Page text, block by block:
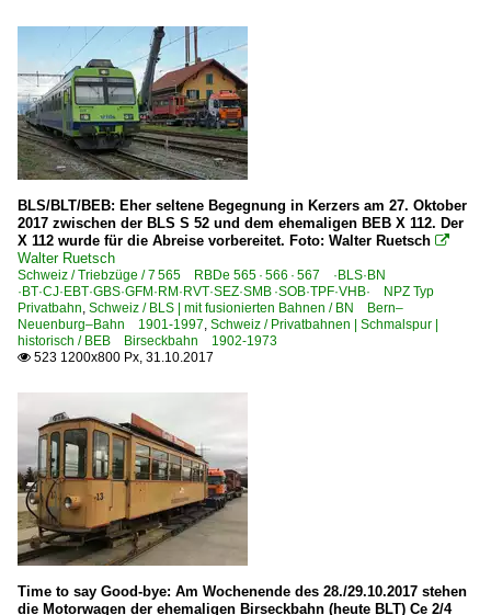
BLS/BLT/BEB: Eher seltene Begegnung in Kerzers am 27. Oktober
2017 zwischen der BLS S 52 und dem ehemaligen BEB X 112. Der
X 112 wurde für die Abreise vorbereitet. Foto: Walter Ruetsch 
Walter Ruetsch
Schweiz / Triebzüge / 7 565 RBDe 565 · 566 · 567 ·BLS·BN
·BT·CJ·EBT·GBS·GFM·RM·RVT·SEZ·SMB ·SOB·TPF·VHB· NPZ Typ
Privatbahn, Schweiz / BLS | mit fusionierten Bahnen / BN Bern–
Neuenburg–Bahn 1901-1997, Schweiz / Privatbahnen | Schmalspur |
historisch / BEB Birseckbahn 1902-1973
 523 1200x800 Px, 31.10.2017
Time to say Good-bye: Am Wochenende des 28./29.10.2017 stehen
die Motorwagen der ehemaligen Birseckbahn (heute BLT) Ce 2/4